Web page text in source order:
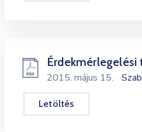
2015. május 15.
Letöltés